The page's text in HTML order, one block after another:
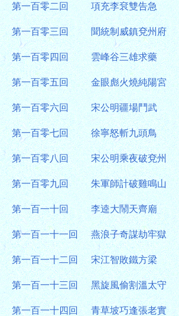
第一百零二回 項充李袞雙告急
第一百零三回 聞統制威鎮兗州府
第一百零四回 雲峰谷三雄求藥
第一百零五回 金眼彪火燒純陽宮
第一百零六回 宋公明疆場鬥武
第一百零七回 徐寧怒斬九頭鳥
第一百零八回 宋公明乘夜破兗州
第一百零九回 朱軍師計破雞鳴山
第一百一十回 李逵大鬧天齊廟
第一百一十一回 燕浪子奇謀劫牢獄
第一百一十二回 宋江智敗鐵方梁
第一百一十三回 黑旋風偷割溫太守
第一百一十四回 青草坡巧逢張老實